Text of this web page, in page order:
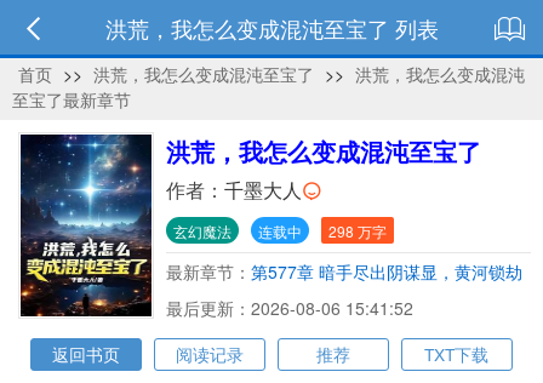
洪荒，我怎么变成混沌至宝了 列表
首页 >> 洪荒，我怎么变成混沌至宝了 >> 洪荒，我怎么变成混沌
至宝了最新章节
洪荒，我怎么变成混沌至宝了
作者： 千墨大人
玄幻魔法 连载中 298 万字
最新章节： 第577章 暗手尽出阴谋显，黄河锁劫
众仙困
最后更新：2026-08-06 15:41:52
返回书页
阅读记录 推荐 TXT下载